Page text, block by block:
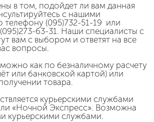
в том, подойдет ли вам данная
с нашими
(095)732-51-19 или
63-31. Наши специалисты с
вам с выбором и ответят на все
вопросы.
как по безналичному расчету
или банковской картой) или
товара.
курьерскими службами
«Ночной Экспресс». Возможна
курьерскими службами.